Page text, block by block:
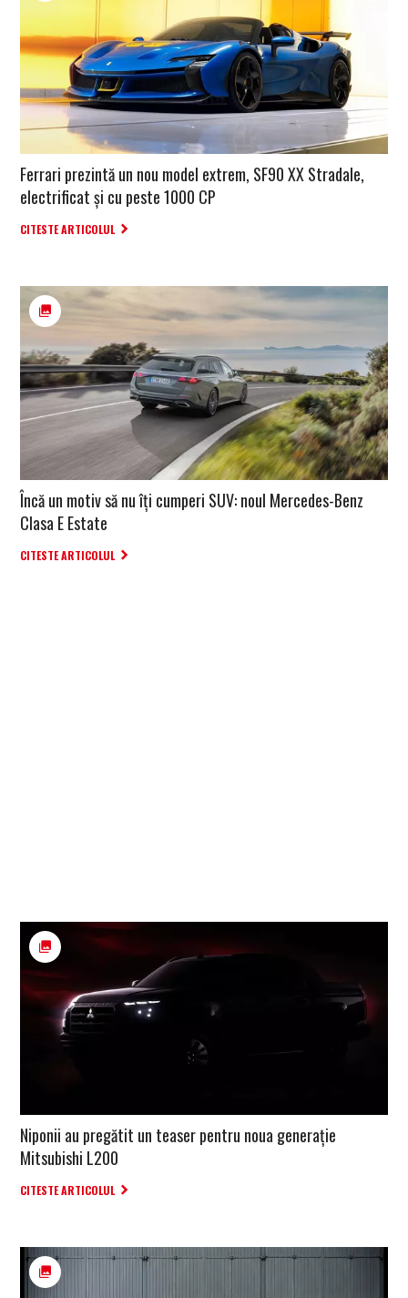
Ferrari prezintă un nou model extrem, SF90 XX Stradale,
electrificat și cu peste 1000 CP
CITESTE ARTICOLUL
Încă un motiv să nu îți cumperi SUV: noul Mercedes-Benz
Clasa E Estate
CITESTE ARTICOLUL
Niponii au pregătit un teaser pentru noua generație
Mitsubishi L200
CITESTE ARTICOLUL